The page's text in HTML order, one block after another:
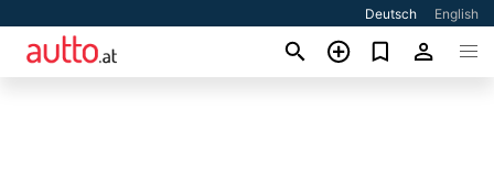
Deutsch English